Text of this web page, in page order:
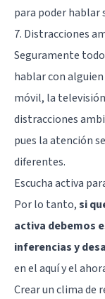
para poder hablar
7. Distracciones
Seguramente
hablar con
móvil, la
distracciones
pues la atención
diferentes.
Escucha activa
Por lo tanto,si
activa debemos
inferencias y
en el aquí y el
Crear un clima de